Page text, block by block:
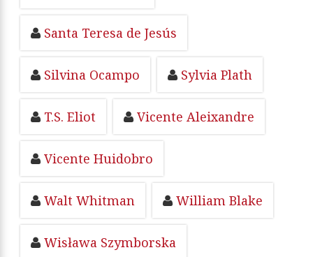
Santa Teresa de Jesús
Silvina Ocampo Sylvia Plath
T.S. Eliot Vicente Aleixandre
Vicente Huidobro
Walt Whitman William Blake
Wisława Szymborska